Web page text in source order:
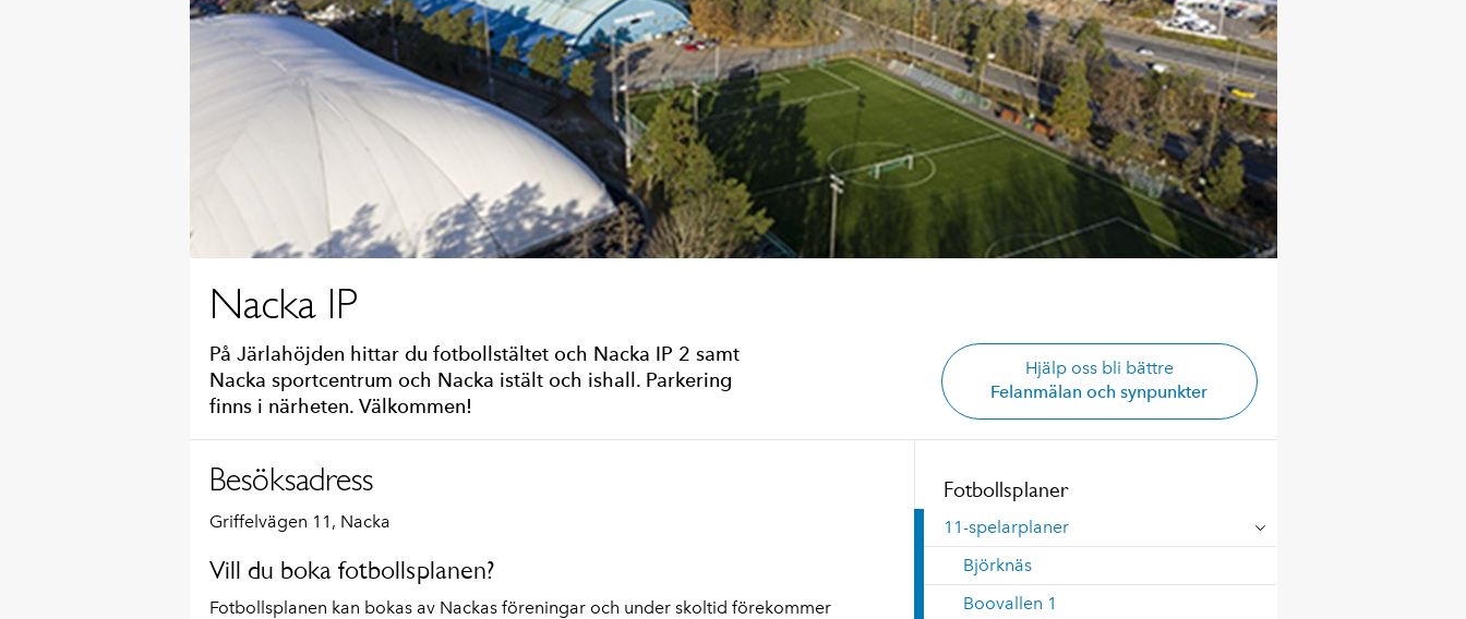
Nacka IP
På Järlahöjden hittar du fotbollstältet och Nacka IP 2 samt
Nacka sportcentrum och Nacka istält och ishall. Parkering
finns i närheten. Välkommen!
Hjälp oss bli bättre
Felanmälan och synpunkter
Fotbollsplaner
11-spelarplaner
Björknäs
Boovallen 1
Besöksadress
Griffelvägen 11, Nacka
Vill du boka fotbollsplanen?
Fotbollsplanen kan bokas av Nackas föreningar och under skoltid förekommer